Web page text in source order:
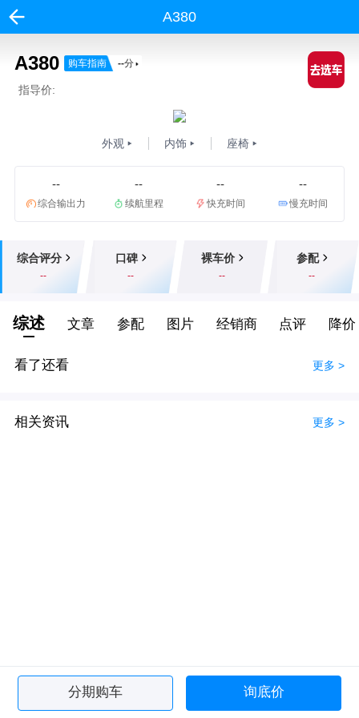
A380
A380 购车指南 --分
指导价:
外观 内饰 座椅
--
综合输出力
--
续航里程
--
快充时间
--
慢充时间
综合评分
--
口碑
--
裸车价
--
参配
--
综述 文章 参配 图片 经销商 点评 降价
看了还看 更多 >
相关资讯 更多 >
分期购车 询底价